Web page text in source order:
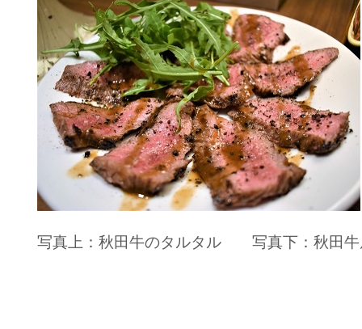
写真上：秋田牛のタルタル 写真下：秋田牛